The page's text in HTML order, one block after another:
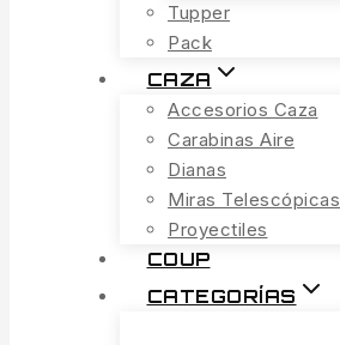
Tupper
Pack
CAZA
Accesorios Caza
Carabinas Aire
Dianas
Miras Telescópicas
Proyectiles
COUP
CATEGORÍAS